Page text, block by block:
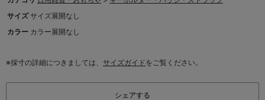
サイズ サイズ展開なし
カラー カラー展開なし
※採寸の詳細につきましては、 サイズガイドをご覧ください。
シェアする